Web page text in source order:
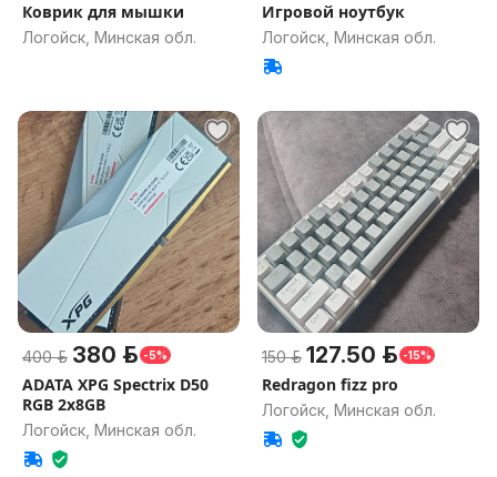
Коврик для мышки
Логойск, Минская обл.
Игровой ноутбук
Логойск, Минская обл.
400 р. 380 р. -5%
ADATA XPG Spectrix D50
RGB 2x8GB
Логойск, Минская обл.
150 р. 127.50 р. -15%
Redragon fizz pro
Логойск, Минская обл.